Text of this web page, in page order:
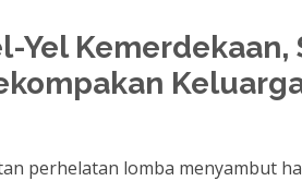
Yel Kemerdekaan,
perhelatan lomba menyambut